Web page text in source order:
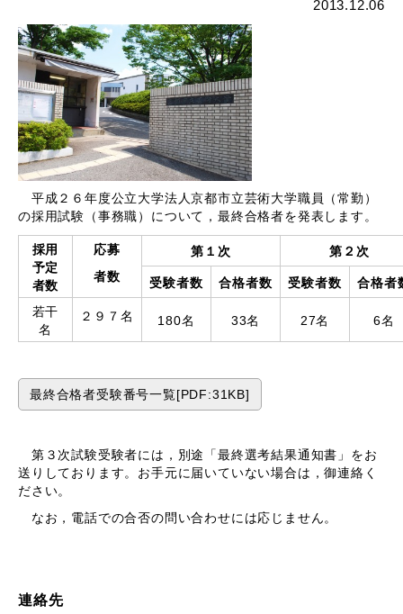
2013.12.06
平成２６年度公立大学法人京都市立芸術大学職員（常勤）
の採用試験（事務職）について，最終合格者を発表します。
採用
予定
者数
応募
者数
第１次 第２次
受験者数 合格者数 受験者数 合格者
若干
名
２９７名 180名 33名 27名 6名
最終合格者受験番号一覧[PDF:31KB]
第３次試験受験者には，別途「最終選考結果通知書」をお
送りしております。お手元に届いていない場合は，御連絡く
ださい。
なお，電話での合否の問い合わせには応じません。
連絡先